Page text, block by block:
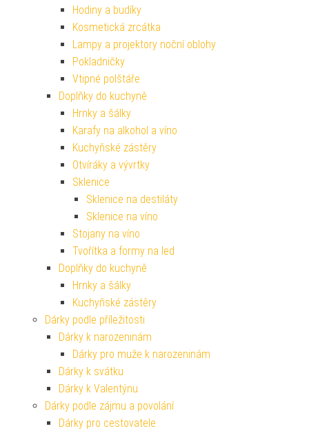
Hodiny a budíky
Kosmetická zrcátka
Lampy a projektory noční oblohy
Pokladničky
Vtipné polštáře
Doplňky do kuchyně
Hrnky a šálky
Karafy na alkohol a víno
Kuchyňské zástěry
Otvíráky a vývrtky
Sklenice
Sklenice na destiláty
Sklenice na víno
Stojany na víno
Tvořítka a formy na led
Doplňky do kuchyně
Hrnky a šálky
Kuchyňské zástěry
Dárky podle příležitosti
Dárky k narozeninám
Dárky pro muže k narozeninám
Dárky k svátku
Dárky k Valentýnu
Dárky podle zájmu a povolání
Dárky pro cestovatele